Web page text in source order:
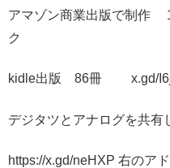
アマゾン商業出版で制作
ク
kidle出版 86冊 x.gd/
デジタツとアナログを共有
https://x.gd/neHXP 右のア